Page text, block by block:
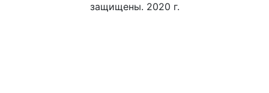
защищены. 2020 г.